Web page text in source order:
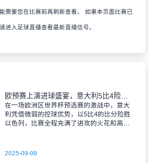
需要您在比赛前再刷新查看。 如果本页面比赛已
进入足球直播查看最新直播信号。
欧预赛上演进球盛宴，意大利5比4险胜以色列控球占优
在一场欧洲区世界杯预选赛的激战中，意大
利凭借微弱的控球优势，以5比4的比分险胜
以色列，比赛全程充满了进攻的火花和高效
2025-09-09